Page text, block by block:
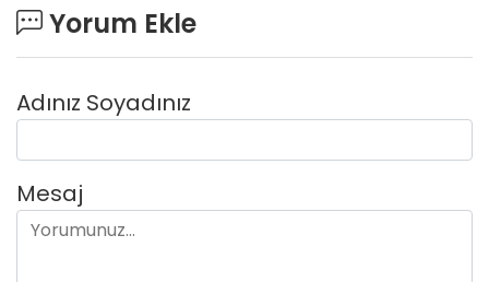
Yorum Ekle
Adınız Soyadınız
Mesaj